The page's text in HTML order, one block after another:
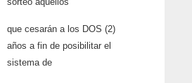
que cesarán a los DOS (2)
años a fin de posibilitar el
sistema de